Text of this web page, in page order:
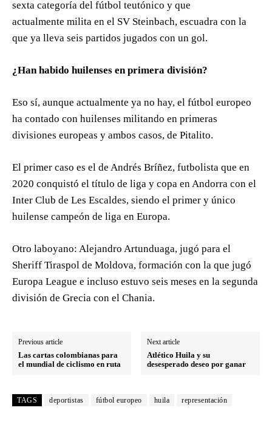
sexta categoría del fútbol teutónico y que
actualmente milita en el SV Steinbach, escuadra con la
que ya lleva seis partidos jugados con un gol.
¿Han habido huilenses en primera división?
Eso sí, aunque actualmente ya no hay, el fútbol europeo
ha contado con huilenses militando en primeras
divisiones europeas y ambos casos, de Pitalito.
El primer caso es el de Andrés Bríñez, futbolista que en
2020 conquistó el título de liga y copa en Andorra con el
Inter Club de Les Escaldes, siendo el primer y único
huilense campeón de liga en Europa.
Otro laboyano: Alejandro Artunduaga, jugó para el
Sheriff Tiraspol de Moldova, formación con la que jugó
Europa League e incluso estuvo seis meses en la segunda
división de Grecia con el Chania.
Previous article
Las cartas colombianas para
el mundial de ciclismo en ruta
Next article
Atlético Huila y su
desesperado deseo por ganar
TAGS deportistas fútbol europeo huila representación